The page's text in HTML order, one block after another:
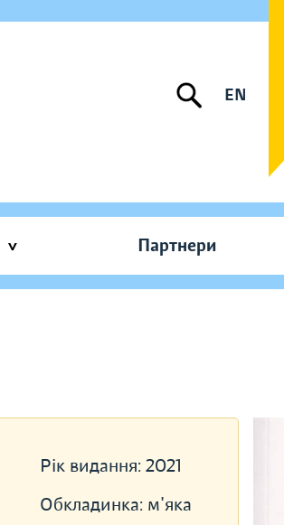
EN
Партнери
Рік видання: 2021
Обкладинка: м'яка